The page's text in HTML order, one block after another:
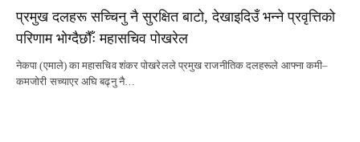
प्रमुख दलहरू सच्चिनु नै सुरक्षित बाटो, देखाइदिउँ भन्ने प्रवृत्तिको
परिणाम भोग्दैछौँः महासचिव पोखरेल
नेकपा (एमाले) का महासचिव शंकर पोखरेलले प्रमुख राजनीतिक दलहरूले आफ्ना कमी–
कमजोरी सच्याएर अघि बढ्नु नै…